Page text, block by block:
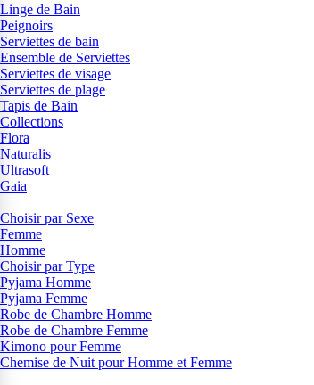
Linge de Bain
Peignoirs
Serviettes de bain
Ensemble de Serviettes
Serviettes de visage
Serviettes de plage
Tapis de Bain
Collections
Flora
Naturalis
Ultrasoft
Gaia
Choisir par Sexe
Femme
Homme
Choisir par Type
Pyjama Homme
Pyjama Femme
Robe de Chambre Homme
Robe de Chambre Femme
Kimono pour Femme
Chemise de Nuit pour Homme et Femme